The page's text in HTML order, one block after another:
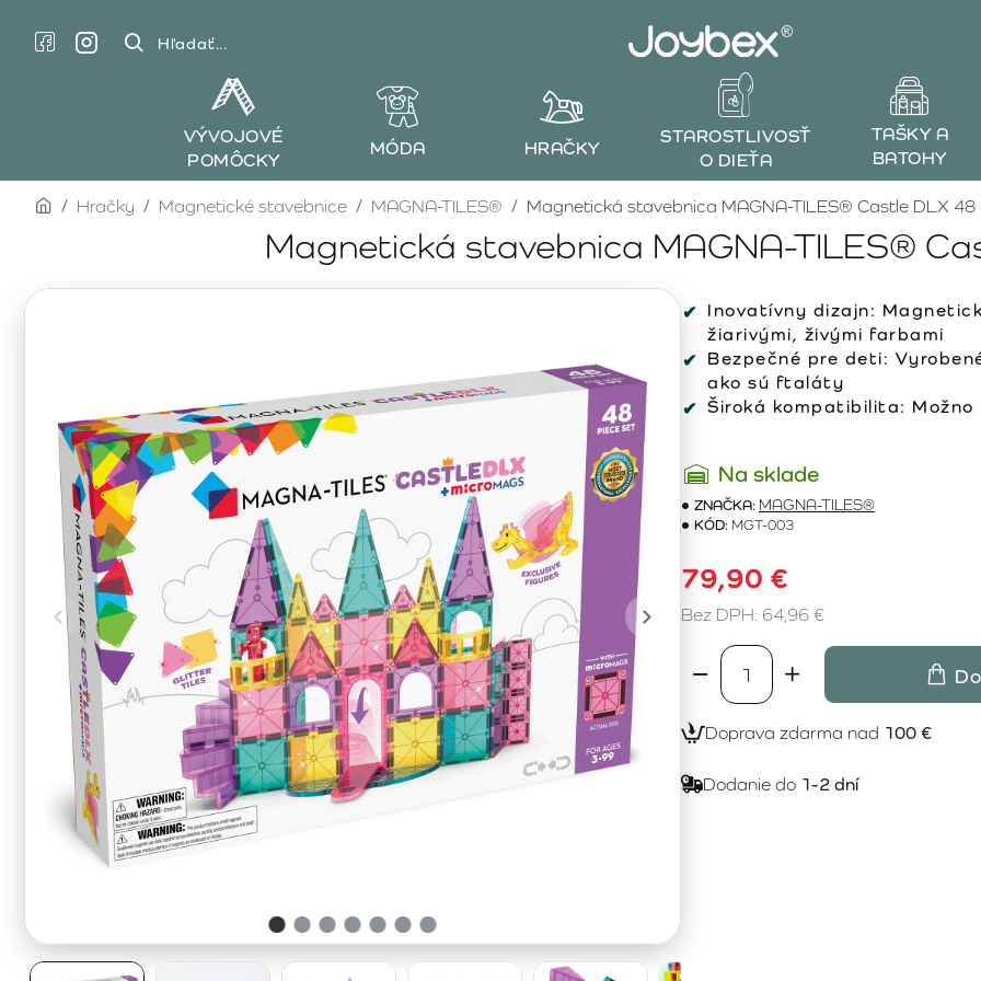
Hľadať...
VÝVOJOVÉ
POMÔCKY
MÓDA HRAČKY
STAROSTLIVOSŤ
O DIEŤA
TAŠKY A
BATOHY
Magnetická stavebnica MAGNA-TILES®
homeHračky Magnetické stavebnice MAGNA-TILES® Magnetická stavebnica MAGNA-TILES® Castle DLX 48
Inovatívny dizajn:
žiarivými, živými farbami
Bezpečné pre deti:
ako sú ftaláty
Široká kompatibilita:
Na sklade
ZNAČKA: MAGNA-TILES®
KÓD: MGT-003
79,90 €
Bez DPH: 64,96 €
Doprava zdarma nad 100 €
Dodanie do 1-2 dní